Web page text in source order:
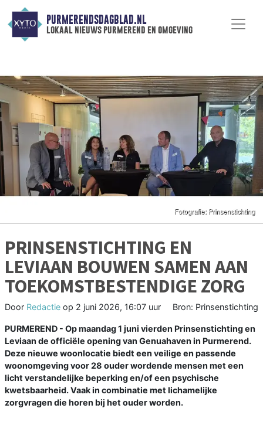
PURMERENDSDAGBLAD.NL
lokaal nieuws purmerend en omgeving
PRINSENSTICHTING EN
LEVIAAN BOUWEN SAMEN AAN
TOEKOMSTBESTENDIGE ZORG
Door Redactie op 2 juni 2026, 16:07 uur Bron: Prinsenstichting
PURMEREND - Op maandag 1 juni vierden Prinsenstichting en
Leviaan de officiële opening van Genuahaven in Purmerend.
Deze nieuwe woonlocatie biedt een veilige en passende
woonomgeving voor 28 ouder wordende mensen met een
licht verstandelijke beperking en/of een psychische
kwetsbaarheid. Vaak in combinatie met lichamelijke
zorgvragen die horen bij het ouder worden.